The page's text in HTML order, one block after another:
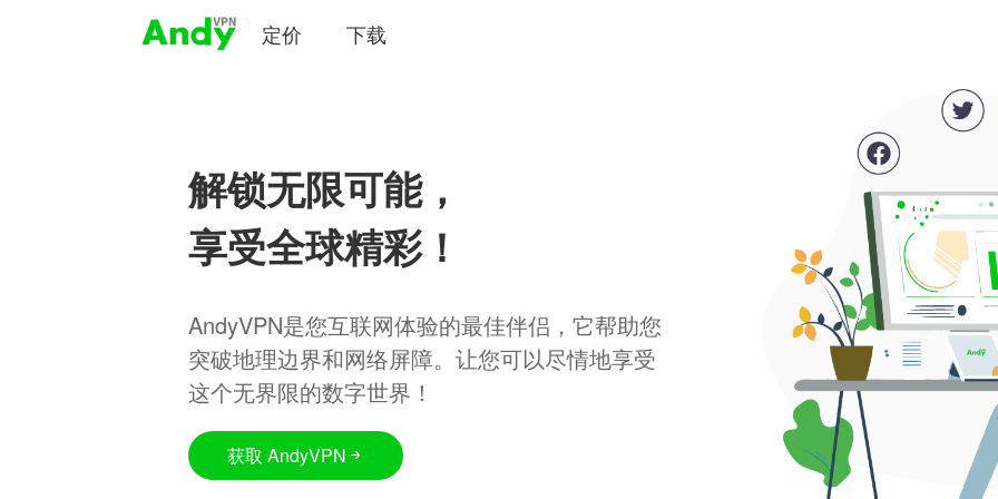
定价 下载
解锁无限可能，
享受全球精彩！
AndyVPN是您互联网体验的最佳伴侣，它帮助您
突破地理边界和网络屏障。让您可以尽情地享受
这个无界限的数字世界！
获取 AndyVPN